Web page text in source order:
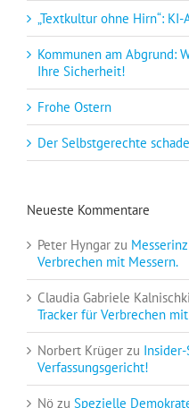
„Textkultur ohne Hirn“:
Kommunen am Abgrund:
Ihre Sicherheit!
Frohe Ostern
Der Selbstgerechte
Neueste Kommentare
Peter Hyngar zu
Verbrechen mit Messern.
Claudia Gabriele
Tracker für Verbrechen
Norbert Krüger zu
Verfassungsgericht!
Nö zu Spezielle